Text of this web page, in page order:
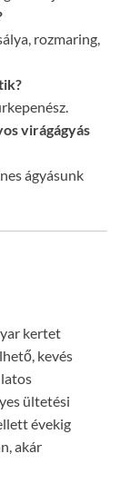
rozmaring,
virágágyás
ágyásunk
kertet
kevés
ültetési
évekig
akár